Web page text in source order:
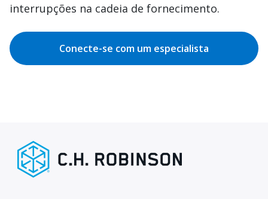
interrupções na cadeia de fornecimento.
Conecte-se com um especialista